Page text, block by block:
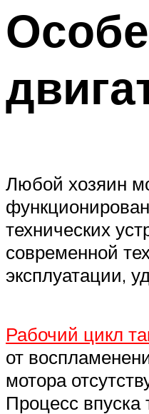
Любой хозяин
технических
современной
эксплуатации,
Рабочий цикл
от
мотора
Процесс